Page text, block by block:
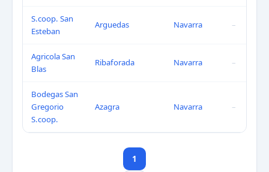
S.coop. San
Esteban
Arguedas Navarra –
Agricola San
Blas
Ribaforada Navarra –
Bodegas San
Gregorio
S.coop.
Azagra Navarra –
1